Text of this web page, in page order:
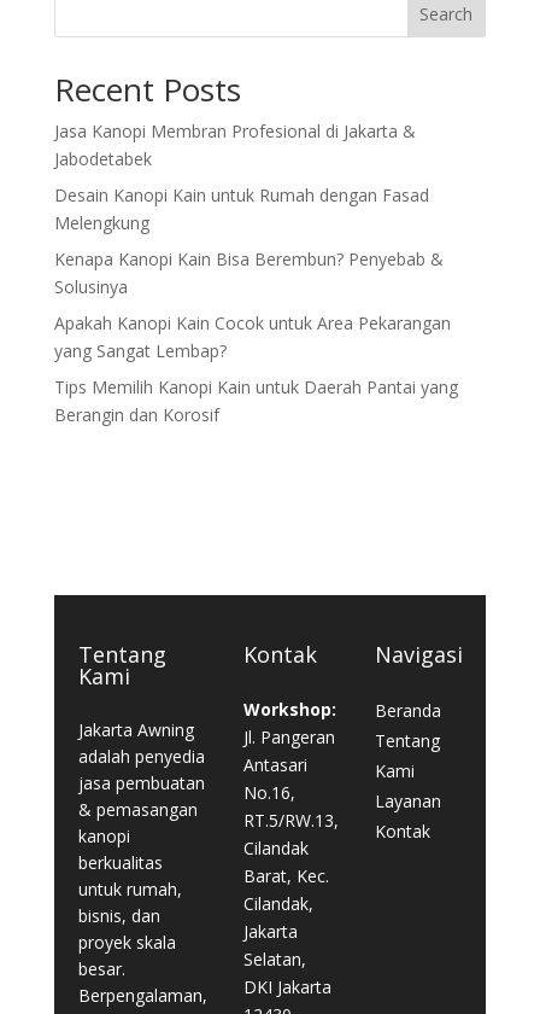
Search
Recent Posts
Jasa Kanopi Membran Profesional di Jakarta &
Jabodetabek
Desain Kanopi Kain untuk Rumah dengan Fasad
Melengkung
Kenapa Kanopi Kain Bisa Berembun? Penyebab &
Solusinya
Apakah Kanopi Kain Cocok untuk Area Pekarangan
yang Sangat Lembap?
Tips Memilih Kanopi Kain untuk Daerah Pantai yang
Berangin dan Korosif
Tentang
Kami
Jakarta Awning
adalah penyedia
jasa pembuatan
& pemasangan
kanopi
berkualitas
untuk rumah,
bisnis, dan
proyek skala
besar.
Berpengalaman,
Kontak
Workshop:
Jl. Pangeran
Antasari
No.16,
RT.5/RW.13,
Cilandak
Barat, Kec.
Cilandak,
Jakarta
Selatan,
DKI Jakarta
Navigasi
Beranda
Tentang
Kami
Layanan
Kontak